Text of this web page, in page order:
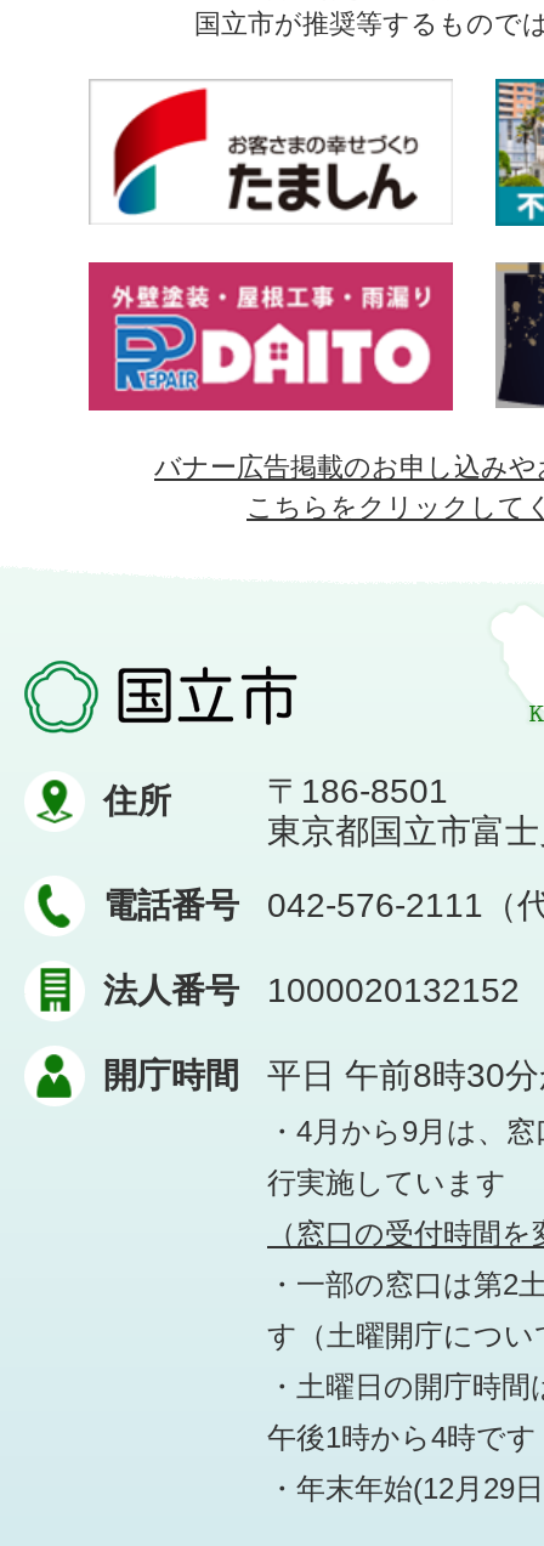
国立市が推奨等するもので
バナー広告掲載のお申し込み
こちらをクリックして
住所
〒186-8501
東京都国立市富
電話番号
042-576-2111（
法人番号 1000020132152
開庁時間 平日 午前8時30
・4月から9月は、
行実施しています
（窓口の受付時間
・一部の窓口は第2
す （土曜開庁につ
・土曜日の開庁時
午後1時から4時です
・年末年始(12月29